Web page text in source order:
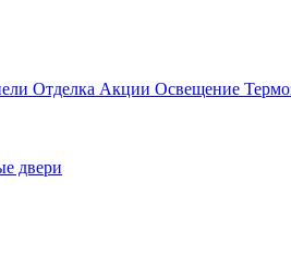
Отделка Акции Освещение
двери